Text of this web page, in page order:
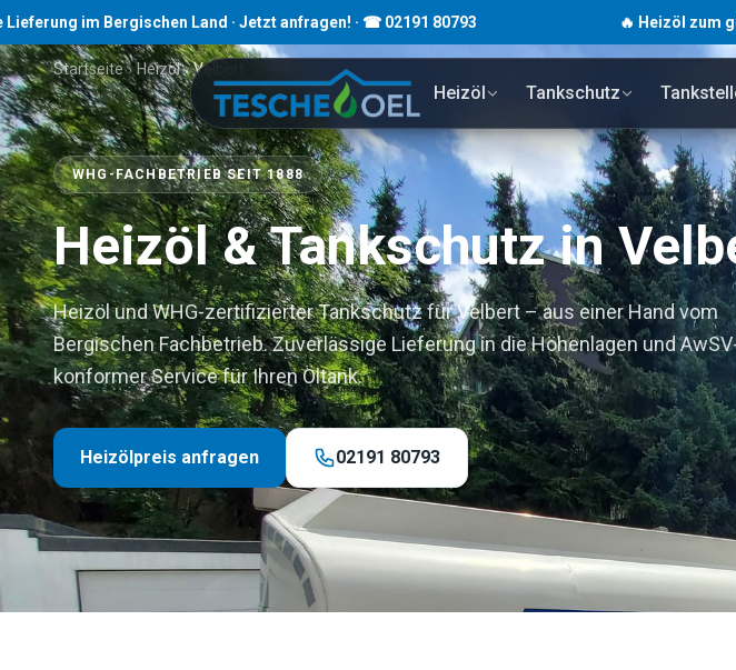
Bergischen Land · Jetzt anfragen! · ☎ 02191 80793 🔥 Heizöl zum günstigen
Heizöl Tankschutz
Startseite › Heizöl › Velbert
WHG-FACHBETRIEB SEIT 1888
Heizöl & Tankschutz in
Heizöl und WHG-zertifizierter Tankschutz für Velbert – aus einer Hand vom
Bergischen Fachbetrieb. Zuverlässige Lieferung in die Höhenlagen und
konformer Service für Ihren Öltank.
Heizölpreis anfragen 02191 80793